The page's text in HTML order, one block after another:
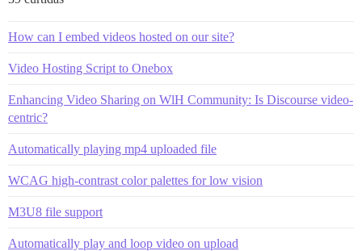
How can I embed videos hosted on our site?
Video Hosting Script to Onebox
Enhancing Video Sharing on WlH Community: Is Discourse video-
centric?
Automatically playing mp4 uploaded file
WCAG high-contrast color palettes for low vision
M3U8 file support
Automatically play and loop video on upload